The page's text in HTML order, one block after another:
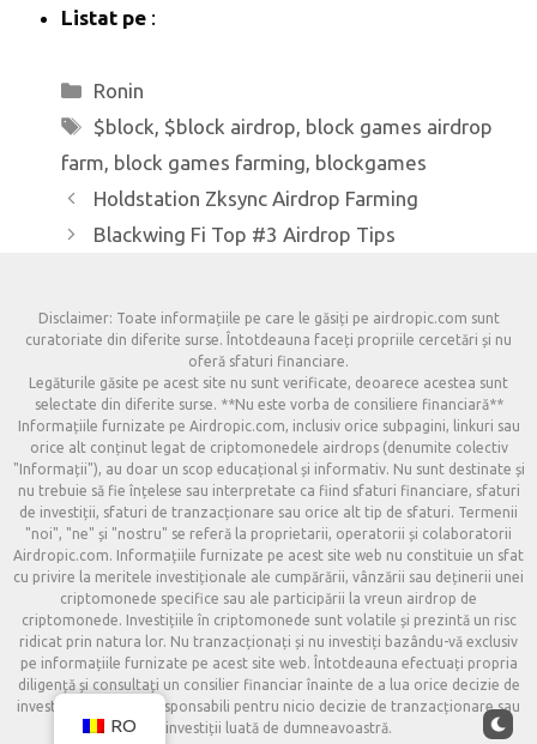
Listat pe :
Categorii
Ronin
Etichete
$block, $block airdrop, block games airdrop
farm, block games farming, blockgames
Holdstation Zksync Airdrop Farming
Blackwing Fi Top #3 Airdrop Tips
Disclaimer: Toate informațiile pe care le găsiți pe airdropic.com sunt
curatoriate din diferite surse. Întotdeauna faceți propriile cercetări și nu
oferă sfaturi financiare.
Legăturile găsite pe acest site nu sunt verificate, deoarece acestea sunt
selectate din diferite surse. **Nu este vorba de consiliere financiară**
Informațiile furnizate pe Airdropic.com, inclusiv orice subpagini, linkuri sau
orice alt conținut legat de criptomonedele airdrops (denumite colectiv
"Informații"), au doar un scop educațional și informativ. Nu sunt destinate și
nu trebuie să fie înțelese sau interpretate ca fiind sfaturi financiare, sfaturi
de investiții, sfaturi de tranzacționare sau orice alt tip de sfaturi. Termenii
"noi", "ne" și "nostru" se referă la proprietarii, operatorii și colaboratorii
Airdropic.com. Informațiile furnizate pe acest site web nu constituie un sfat
cu privire la meritele investiționale ale cumpărării, vânzării sau deținerii unei
criptomonede specifice sau ale participării la vreun airdrop de
criptomonede. Investițiile în criptomonede sunt volatile și prezintă un risc
ridicat prin natura lor. Nu tranzacționați și nu investiți bazându-vă exclusiv
pe informațiile furnizate pe acest site web. Întotdeauna efectuați propria
diligență și consultați un consilier financiar înainte de a lua orice decizie de
investiții. Nu vom fi responsabili pentru nicio decizie de tranzacționare sau
de investiții luată de dumneavoastră.
RO